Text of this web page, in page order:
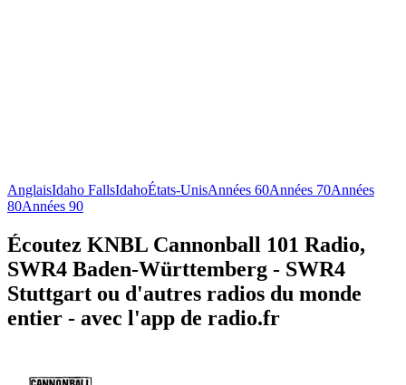
AnglaisIdaho FallsIdahoÉtats-UnisAnnées 60Années 70Années
80Années 90
Écoutez KNBL Cannonball 101 Radio,
SWR4 Baden-Württemberg - SWR4
Stuttgart ou d'autres radios du monde
entier - avec l'app de radio.fr